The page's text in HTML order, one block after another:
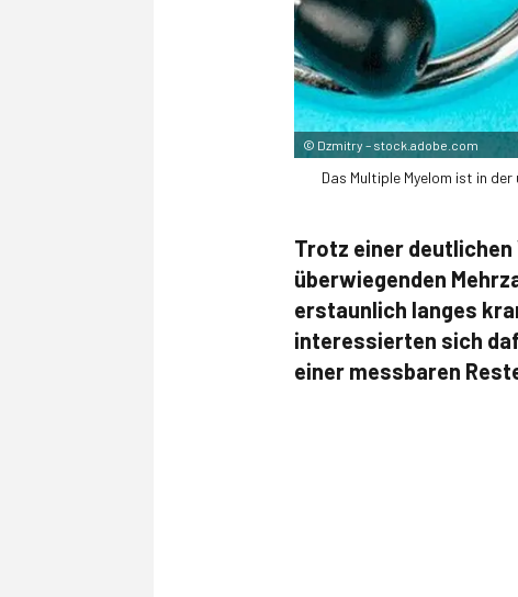
© Dzmitry – stock.adobe.com
Das Multiple Myelom ist in
Trotz einer deutlichen
überwiegenden
erstaunlich langes
interessierten sich
einer messbaren